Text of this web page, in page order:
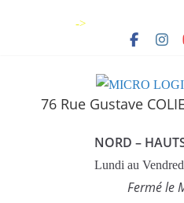
->
76 Rue Gustave
NORD –
Lundi au
Fermé le